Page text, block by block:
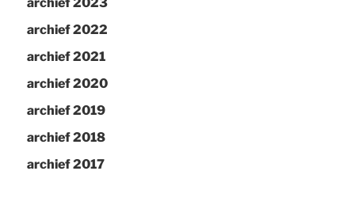
archief 2022
archief 2021
archief 2020
archief 2019
archief 2018
archief 2017